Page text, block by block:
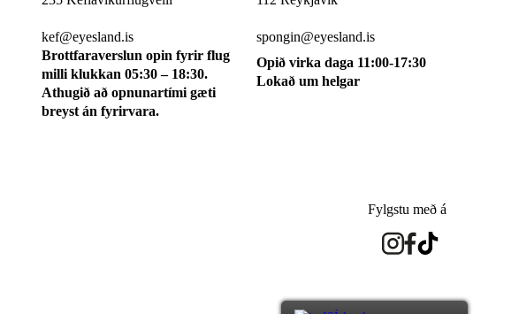
kef@eyesland.is
Brottfaraverslun opin fyrir flug
milli klukkan 05:30 – 18:30.
Athugið að opnunartími gæti
breyst án fyrirvara.
spongin@eyesland.is
Opið virka daga 11:00-17:30
Lokað um helgar
Fylgstu með á
eyesland.is